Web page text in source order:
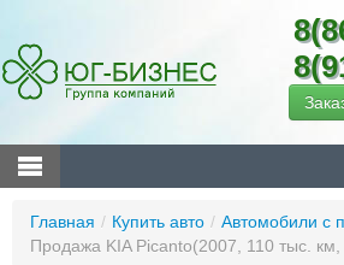
Главная / Купить авто / Автомобили с
Продажа KIA Picanto(2007, 110 тыс.